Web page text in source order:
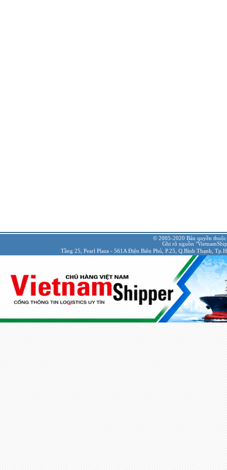
© 2005-2020 Bản quyền
Ghi rõ nguồn
Tầng 25, Pearl Plaza - 561A Điện Biên Phủ, P.25, Q.Bình Thạnh,